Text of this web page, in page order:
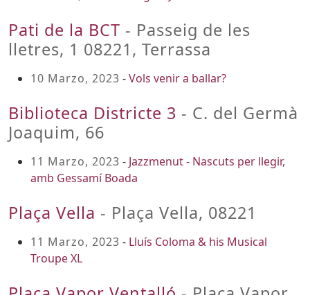
Pati de la BCT - Passeig de les
lletres, 1 08221, Terrassa
10 Marzo, 2023 -Vols venir a ballar?
Biblioteca Districte 3 - C. del Germà
Joaquim, 66
11 Marzo, 2023 - Jazzmenut - Nascuts per llegir,
amb Gessamí Boada
Plaça Vella - Plaça Vella, 08221
11 Marzo, 2023 - Lluís Coloma & his Musical
Troupe XL